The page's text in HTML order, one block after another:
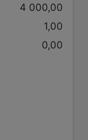
4 000,00
1,00
0,00